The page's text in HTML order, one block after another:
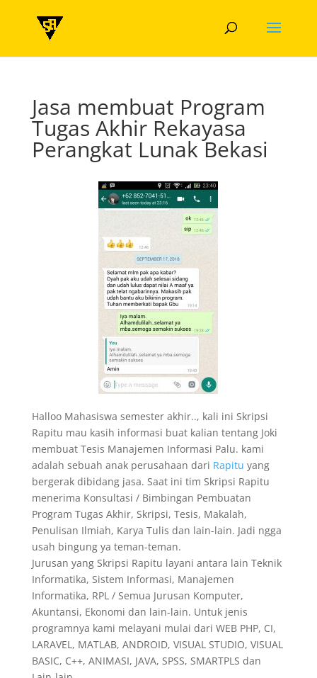
Jasa membuat Program
Tugas Akhir Rekayasa
Perangkat Lunak Bekasi
Halloo Mahasiswa semester akhir.., kali ini Skripsi
Rapitu mau kasih informasi buat kalian tentang Joki
membuat Tesis Manajemen Informasi Palu. kami
adalah sebuah anak perusahaan dari Rapitu yang
bergerak dibidang jasa. Saat ini tim Skripsi Rapitu
menerima Konsultasi / Bimbingan Pembuatan
Program Tugas Akhir, Skripsi, Tesis, Makalah,
Penulisan Ilmiah, Karya Tulis dan lain-lain. Jadi ngga
usah bingung ya teman-teman.
Jurusan yang Skripsi Rapitu layani antara lain Teknik
Informatika, Sistem Informasi, Manajemen
Informatika, RPL / Semua Jurusan Komputer,
Akuntansi, Ekonomi dan lain-lain. Untuk jenis
programnya kami melayani mulai dari WEB PHP, CI,
LARAVEL, MATLAB, ANDROID, VISUAL STUDIO, VISUAL
BASIC, C++, ANIMASI, JAVA, SPSS, SMARTPLS dan